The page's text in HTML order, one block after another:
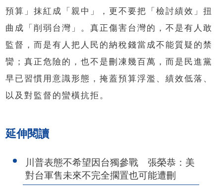
預算」抹紅成「親中」，更不要把「檢討績效」扭
曲成「削弱台灣」。真正傷害台灣的，不是有人敢
監督，而是有人把人民的納稅錢當成不能質疑的禁
臠；真正危險的，也不是刪凍幾百萬，而是民進黨
早已習慣用意識形態，掩蓋預算浮濫、績效低落、
以及對監督的蠻橫抗拒。
延伸閱讀
川普表態不希望因台獨參戰 張榮恭：美
對台軍售未來不完全擱置也可能遭刪